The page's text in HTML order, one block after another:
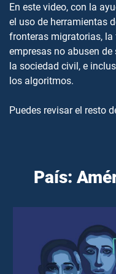
En este video, con la
el uso de herramientas
fronteras migratorias,
empresas no abusen
la sociedad civil, e
los algoritmos.
Puedes revisar el resto
País: